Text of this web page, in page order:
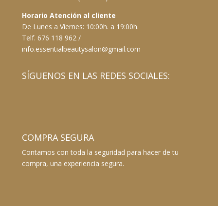
Horario Atención al cliente
De Lunes a Viernes: 10:00h. a 19:00h.
Telf. 676 118 962 /
info.essentialbeautysalon@gmail.com
SÍGUENOS EN LAS REDES SOCIALES:
COMPRA SEGURA
Contamos con toda la seguridad para hacer de tu
compra, una experiencia segura.